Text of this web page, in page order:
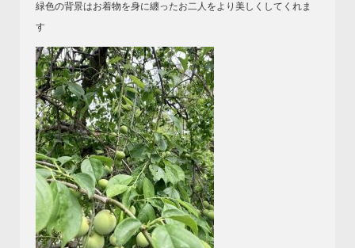
緑色の背景はお着物を身に纏ったお二人をより美しくしてくれま
す